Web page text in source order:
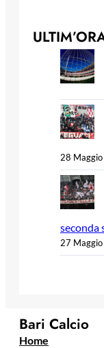
28
seconda
27
Bari Calcio
Home